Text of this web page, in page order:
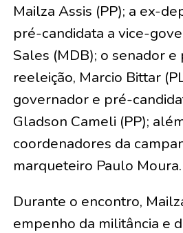
Mailza Assis (PP); a ex-
pré-candidata a vice-
Sales (MDB); o senador
reeleição, Marcio Bittar
governador e pré-
Gladson Cameli (PP);
coordenadores da
marqueteiro Paulo Moura.
Durante o encontro,
empenho da militância e